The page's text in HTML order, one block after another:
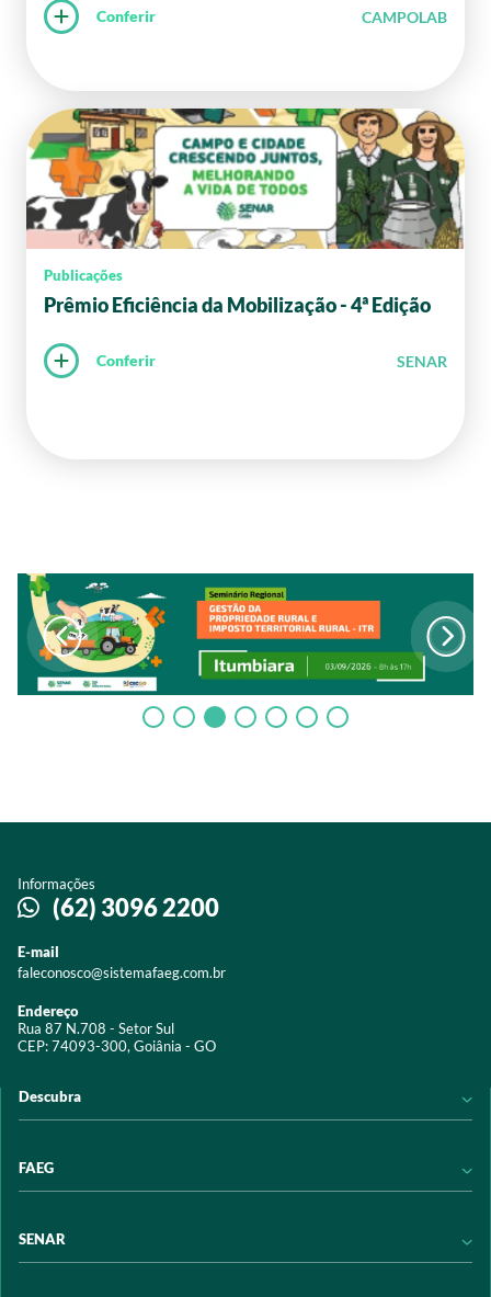
Conferir CAMPOLAB
Publicações
Prêmio Eficiência da Mobilização - 4ª Edição
Conferir SENAR
Informações
(62) 3096 2200
E-mail
faleconosco@sistemafaeg.com.br
Endereço
Rua 87 N.708 - Setor Sul
CEP: 74093-300, Goiânia - GO
Descubra
Acervo digital
Programas e Serviços
FAEG
Transparência
SENAR